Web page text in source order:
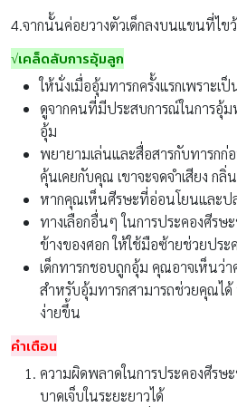
4.จากนั้นค่อยวางตัวเด็กลงบนแขนที่ไข
√เคล็ดลับการอุ้มลูก
ให้นั่งเมื่ออุ้มทารกครั้งแรกเพราะเ
ดูจากคนที่มีประสบการณ์ในการอุ้
อุ้ม
พยายามเล่นและสื่อสารกับทารกก่
คุ้นเคยกับคุณ เขาจะจดจำเสียง ก
หากคุณเห็นศีรษะที่อ่อนโยนและ
ทางเลือกอื่นๆ ในการประคองศีรษ
ข้างของศอก ให้ใช้มือซ้ายช่วยประ
เด็กทารกชอบถูกอุ้ม คุณอาจเห็น
สำหรับอุ้มทารกสามารถช่วยคุณไ
ง่ายขึ้น
คำเตือน
ความผิดพลาดในการประคองศีรษ
บาดเจ็บในระยะยาวได้